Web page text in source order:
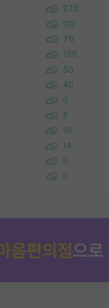
275
119
76
156
50
40
6
5
16
14
6
6